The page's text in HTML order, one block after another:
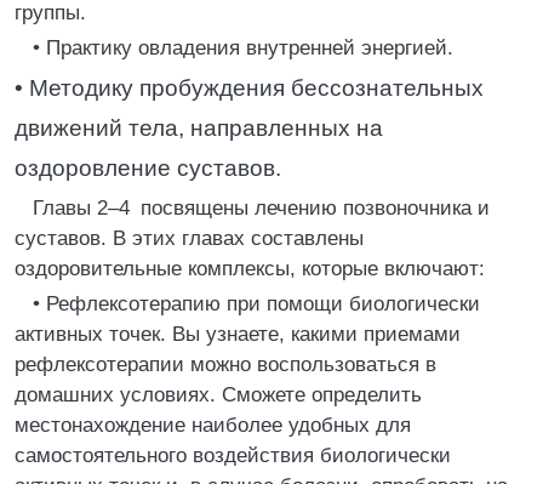
группы.
• Практику овладения внутренней энергией.
• Методику пробуждения бессознательных
движений тела, направленных на
оздоровление суставов.
Главы 2–4 посвящены лечению позвоночника и
суставов. В этих главах составлены
оздоровительные комплексы, которые включают:
• Рефлексотерапию при помощи биологически
активных точек. Вы узнаете, какими приемами
рефлексотерапии можно воспользоваться в
домашних условиях. Сможете определить
местонахождение наиболее удобных для
самостоятельного воздействия биологически